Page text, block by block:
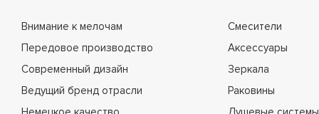
Внимание к мелочам
Передовое производство
Современный дизайн
Ведущий бренд отрасли
Смесители
Аксессуары
Зеркала
Раковины